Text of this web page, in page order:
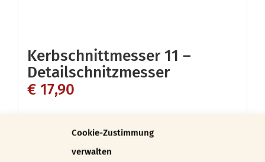
Cookie-Zustimmung
verwalten
Kerbschnittmesser 11 –
Detailschnitzmesser
€ 17,90